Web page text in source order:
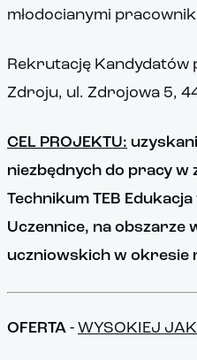
młodocianymi
Rekrutację
Zdroju, ul. Zdrojowa 5,
CEL PROJEKTU:
niezbędnych do pracy w
Technikum TEB
Uczennice, na obszarze
uczniowskich w okresie
OFERTA - WYSOKIEJ